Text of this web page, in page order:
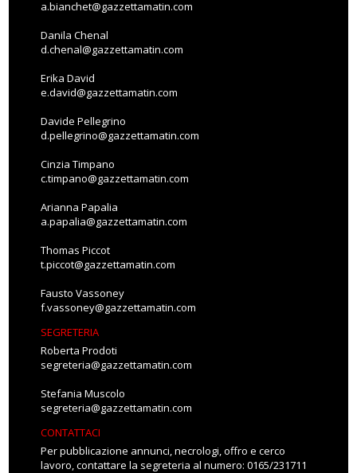
a.bianchet@gazzettamatin.com
Danila Chenal
d.chenal@gazzettamatin.com
Erika David
e.david@gazzettamatin.com
Davide Pellegrino
d.pellegrino@gazzettamatin.com
Cinzia Timpano
c.timpano@gazzettamatin.com
Arianna Papalia
a.papalia@gazzettamatin.com
Thomas Piccot
t.piccot@gazzettamatin.com
Fausto Vassoney
f.vassoney@gazzettamatin.com
SEGRETERIA
Roberta Prodoti
segreteria@gazzettamatin.com
Stefania Muscolo
segreteria@gazzettamatin.com
CONTATTACI
Per pubblicazione annunci, necrologi, offro e cerco
lavoro, contattare la segreteria al numero: 0165/231711